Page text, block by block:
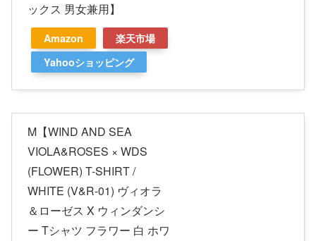
ックス 男女兼用】
Amazon
楽天市場
Yahooショッピング
M【WIND AND SEA
VIOLA&ROSES × WDS
(FLOWER) T-SHIRT /
WHITE (V&R-01) ヴィオラ
＆ローゼス X ウィンダンシ
ー Tシャツ フラワー 白 ホワ